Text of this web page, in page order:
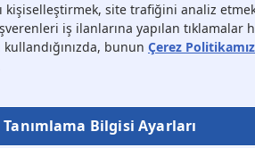
kişiselleştirmek, site trafiğini analiz
iş ilanlarına yapılan
bunun Çerez
Tanımlama Bilgisi Ayarları